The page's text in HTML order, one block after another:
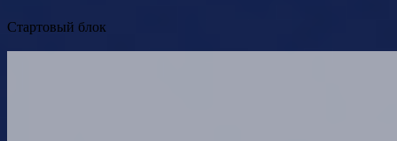
Стартовый блок